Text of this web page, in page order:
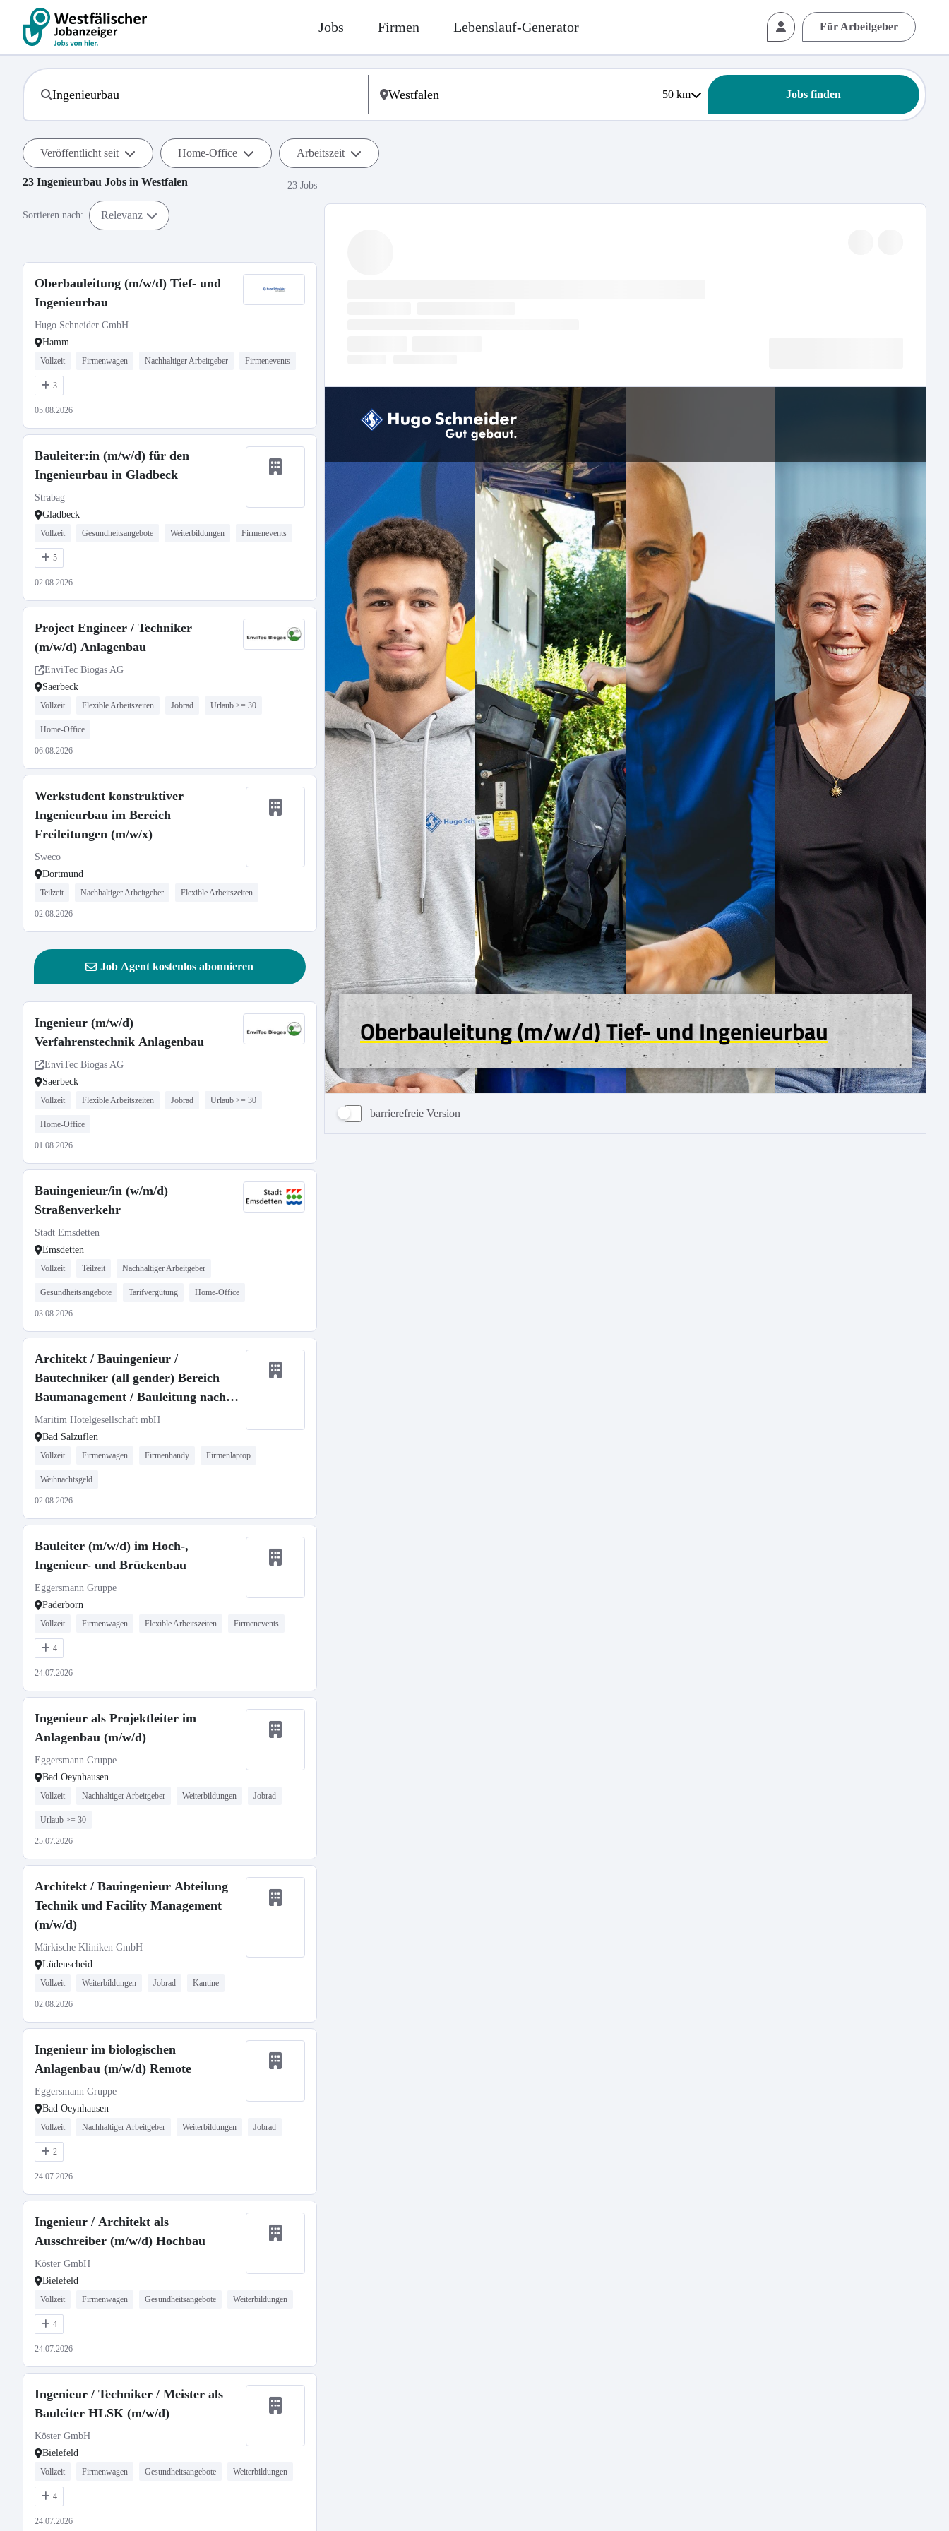
Jobs Firmen Lebenslauf-Generator Für Arbeitgeber
50km Jobs finden
Veröffentlicht seit Home-Office Arbeitszeit
23 Ingenieurbau Jobs in Westfalen 23 Jobs
Sortieren nach: Relevanz
Oberbauleitung (m/w/d) Tief- und
Ingenieurbau
Hugo Schneider GmbH
Hamm
Vollzeit Firmenwagen Nachhaltiger Arbeitgeber Firmenevents
3
05.08.2026
Bauleiter:in (m/w/d) für den
Ingenieurbau in Gladbeck
Strabag
Gladbeck
Vollzeit Gesundheitsangebote Weiterbildungen Firmenevents
5
02.08.2026
Project Engineer / Techniker
(m/w/d) Anlagenbau
EnviTec Biogas AG
Saerbeck
Vollzeit Flexible Arbeitszeiten Jobrad Urlaub >= 30
Home-Office
06.08.2026
Werkstudent konstruktiver
Ingenieurbau im Bereich
Freileitungen (m/w/x)
Sweco
Dortmund
Teilzeit Nachhaltiger Arbeitgeber Flexible Arbeitszeiten
02.08.2026
Job Agent kostenlos abonnieren
Ingenieur (m/w/d)
Verfahrenstechnik Anlagenbau
EnviTec Biogas AG
Saerbeck
Vollzeit Flexible Arbeitszeiten Jobrad Urlaub >= 30
Home-Office
01.08.2026
Bauingenieur/in (w/m/d)
Straßenverkehr
Stadt Emsdetten
Emsdetten
Vollzeit Teilzeit Nachhaltiger Arbeitgeber
Gesundheitsangebote Tarifvergütung Home-Office
03.08.2026
Architekt / Bauingenieur /
Bautechniker (all gender) Bereich
Baumanagement / Bauleitung nach
LP 6-9
Maritim Hotelgesellschaft mbH
Bad Salzuflen
Vollzeit Firmenwagen Firmenhandy Firmenlaptop
Weihnachtsgeld
02.08.2026
Bauleiter (m/w/d) im Hoch-,
Ingenieur- und Brückenbau
Eggersmann Gruppe
Paderborn
Vollzeit Firmenwagen Flexible Arbeitszeiten Firmenevents
4
24.07.2026
Ingenieur als Projektleiter im
Anlagenbau (m/w/d)
Eggersmann Gruppe
Bad Oeynhausen
Vollzeit Nachhaltiger Arbeitgeber Weiterbildungen Jobrad
Urlaub >= 30
25.07.2026
Architekt / Bauingenieur Abteilung
Technik und Facility Management
(m/w/d)
Märkische Kliniken GmbH
Lüdenscheid
Vollzeit Weiterbildungen Jobrad Kantine
02.08.2026
Ingenieur im biologischen
Anlagenbau (m/w/d) Remote
Eggersmann Gruppe
Bad Oeynhausen
Vollzeit Nachhaltiger Arbeitgeber Weiterbildungen Jobrad
2
24.07.2026
Ingenieur / Architekt als
Ausschreiber (m/w/d) Hochbau
Köster GmbH
Bielefeld
Vollzeit Firmenwagen Gesundheitsangebote Weiterbildungen
4
24.07.2026
Ingenieur / Techniker / Meister als
Bauleiter HLSK (m/w/d)
Köster GmbH
Bielefeld
Vollzeit Firmenwagen Gesundheitsangebote Weiterbildungen
4
24.07.2026
barrierefreie Version